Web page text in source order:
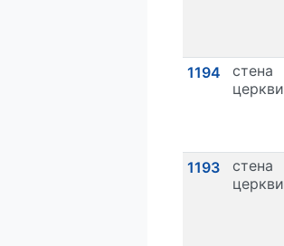
1194
стена
церкви
1193
стена
церкви